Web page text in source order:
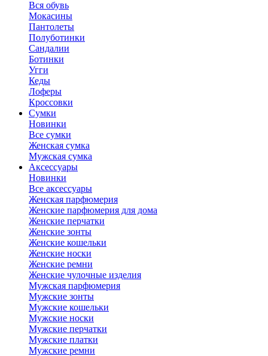
Вся обувь
Мокасины
Пантолеты
Полуботинки
Сандалии
Ботинки
Угги
Кеды
Лоферы
Кроссовки
Сумки
Новинки
Все сумки
Женская сумка
Мужская сумка
Аксессуары
Новинки
Все аксессуары
Женская парфюмерия
Женские парфюмерия для дома
Женские перчатки
Женские зонты
Женские кошельки
Женские носки
Женские ремни
Женские чулочные изделия
Мужская парфюмерия
Мужские зонты
Мужские кошельки
Мужские носки
Мужские перчатки
Мужские платки
Мужские ремни